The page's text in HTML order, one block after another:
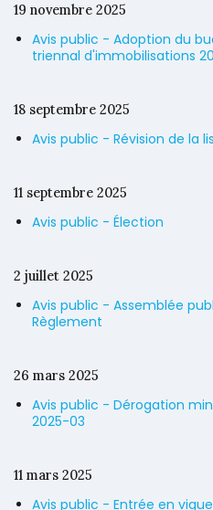
19 novembre 2025
Avis public - Adoption du
triennal d'immobilisations
18 septembre 2025
Avis public - Révision de la
11 septembre 2025
Avis public - Élection
2 juillet 2025
Avis public - Assemblée
Règlement
26 mars 2025
Avis public - Dérogation
2025-03
11 mars 2025
Avis public - Entrée en